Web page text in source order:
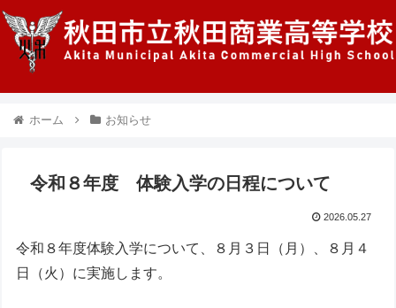
ホーム お知らせ
令和８年度 体験入学の日程について
2026.05.27
令和８年度体験入学について、８月３日（月）、８月４
日（火）に実施します。